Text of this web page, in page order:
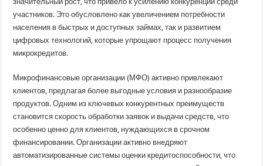
участников. Это обусловлено как увеличением потребности
населения в быстрых и доступных займах, так и развитием
цифровых технологий, которые упрощают процесс получения
микрокредитов.
Микрофинансовые организации (МФО) активно привлекают
клиентов, предлагая более выгодные условия и разнообразие
продуктов. Одним из ключевых конкурентных преимуществ
становится скорость обработки заявок и выдачи средств, что
особенно ценно для клиентов, нуждающихся в срочном
финансировании. Организации активно внедряют
автоматизированные системы оценки кредитоспособности, что